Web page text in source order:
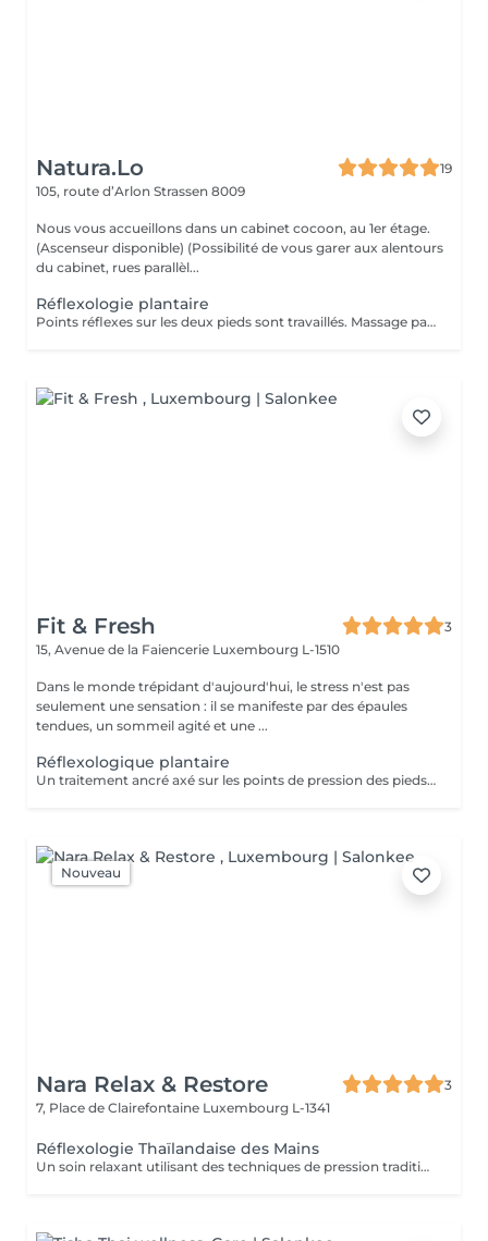
Natura.Lo
19
105, route d’Arlon Strassen 8009
Nous vous accueillons dans un cabinet cocoon, au 1er étage.
(Ascenseur disponible) (Possibilité de vous garer aux alentours
du cabinet, rues parallèl...
Réflexologie plantaire
Points réflexes sur les deux pieds sont travaillés. Massage par pression sur toutes les zones de vos pieds, utilisation avec du talc. Chèque cadeau disponible (Montant de votre choix, celui-ci est à indiquer lors de votre demande)
Fit & Fresh
3
15, Avenue de la Faiencerie Luxembourg L-1510
Dans le monde trépidant d'aujourd'hui, le stress n'est pas
seulement une sensation : il se manifeste par des épaules
tendues, un sommeil agité et une ...
Réflexologique plantaire
Un traitement ancré axé sur les points de pression des pieds qui correspondent au reste du corps. Idéal pour soulager les « jambes lourdes » et rétablir l'équilibre interne.
Nouveau
Nara Relax & Restore
3
7, Place de Clairefontaine Luxembourg L-1341
Réflexologie Thaïlandaise des Mains
Un soin relaxant utilisant des techniques de pression traditionnelles appliquées à des points spécifiques des mains. Idéal pour les mains fatiguées ou sollicitées au quotidien, notamment lors d'un usage fréquent de l'ordinateur, de l'écriture ou des appareils mobiles.